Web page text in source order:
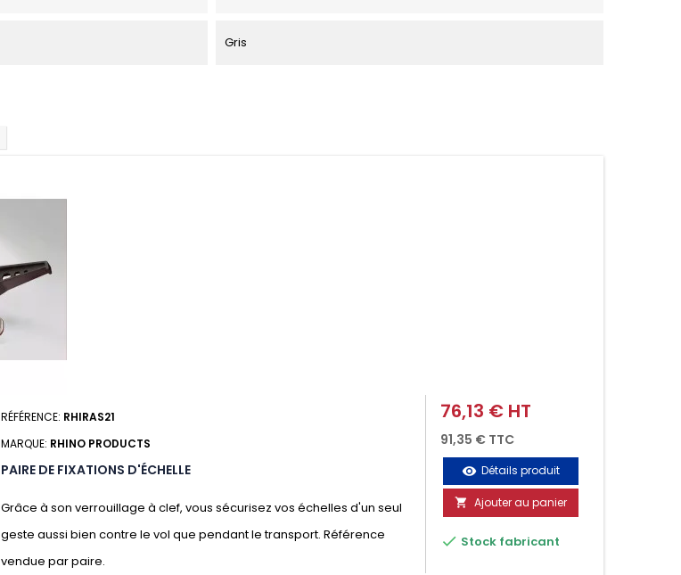
Gris
RÉFÉRENCE: RHIRAS21
MARQUE: RHINO PRODUCTS
PAIRE DE FIXATIONS D'ÉCHELLE
Grâce à son verrouillage à clef, vous sécurisez vos échelles d'un seul
geste aussi bien contre le vol que pendant le transport. Référence
vendue par paire.
Prix
76,13 € HT
91,35 € TTC
visibility Détails produit
 Ajouter au panier
 Stock fabricant